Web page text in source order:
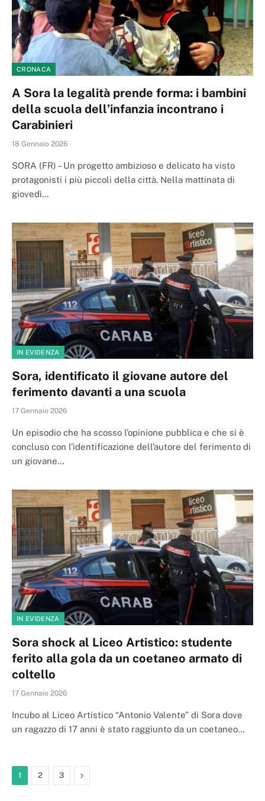
CRONACA
A Sora la legalità prende forma: i bambini
della scuola dell’infanzia incontrano i
Carabinieri
18 Gennaio 2026
SORA (FR) – Un progetto ambizioso e delicato ha visto
protagonisti i più piccoli della città. Nella mattinata di
giovedì…
IN EVIDENZA
Sora, identificato il giovane autore del
ferimento davanti a una scuola
17 Gennaio 2026
Un episodio che ha scosso l’opinione pubblica e che si è
concluso con l’identificazione dell’autore del ferimento di
un giovane…
IN EVIDENZA
Sora shock al Liceo Artistico: studente
ferito alla gola da un coetaneo armato di
coltello
17 Gennaio 2026
Incubo al Liceo Artistico “Antonio Valente” di Sora dove
un ragazzo di 17 anni è stato raggiunto da un coetaneo…
1 2 3 Next